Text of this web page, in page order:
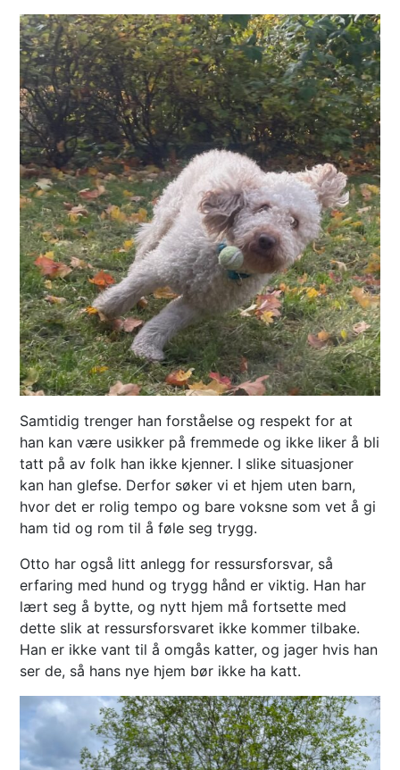
Samtidig trenger han forståelse og respekt for at
han kan være usikker på fremmede og ikke liker å bli
tatt på av folk han ikke kjenner. I slike situasjoner
kan han glefse. Derfor søker vi et hjem uten barn,
hvor det er rolig tempo og bare voksne som vet å gi
ham tid og rom til å føle seg trygg.
Otto har også litt anlegg for ressursforsvar, så
erfaring med hund og trygg hånd er viktig. Han har
lært seg å bytte, og nytt hjem må fortsette med
dette slik at ressursforsvaret ikke kommer tilbake.
Han er ikke vant til å omgås katter, og jager hvis han
ser de, så hans nye hjem bør ikke ha katt.